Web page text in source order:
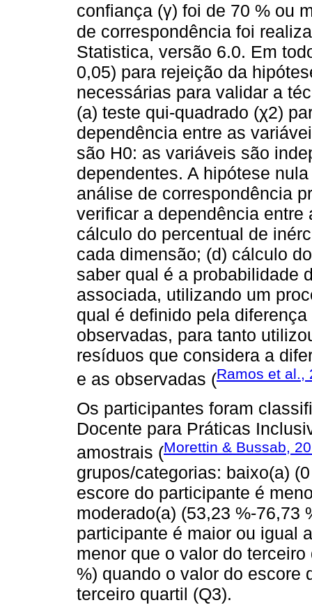
confiança (γ) foi de 70 % ou
de correspondência foi
Statistica, versão 6.0. Em
0,05) para rejeição da
necessárias para validar a
(a) teste qui-quadrado (χ2)
dependência entre as
são H0: as variáveis são
dependentes. A hipótese
análise de correspondência
verificar a dependência
cálculo do percentual de
cada dimensão; (d) cálculo
saber qual é a probabilidade
associada, utilizando um
qual é definido pela
observadas, para tanto
resíduos que considera a
e as observadas (Ramos et al.,
Os participantes foram
Docente para Práticas
amostrais (Morettin & Bussab,
grupos/categorias: baixo(a)
escore do participante é
moderado(a) (53,23 %-76,73
participante é maior ou igual
menor que o valor do
%) quando o valor do escore
terceiro quartil (Q3).